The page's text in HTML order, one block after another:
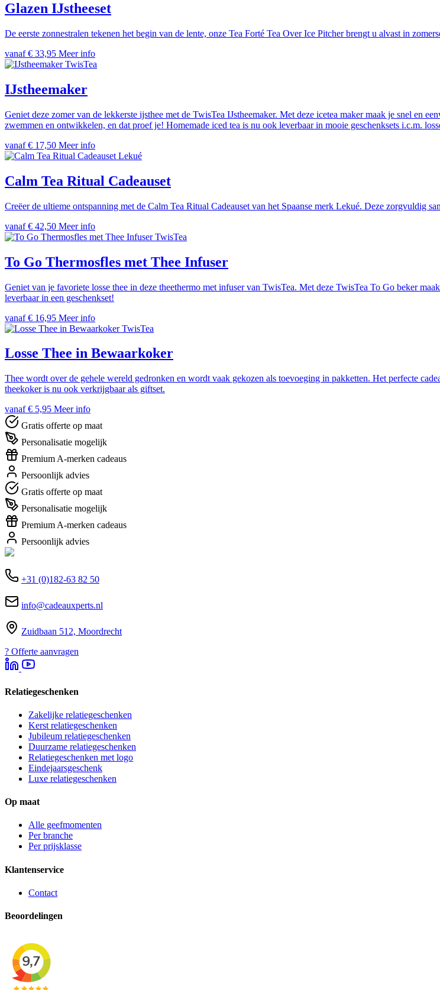
Glazen IJstheeset
De eerste zonnestralen tekenen het begin van de lente, onze Tea Forté Tea Over Ice Pitcher brengt u alvast in
vanaf € 33,95 Meer info
TwisTea
IJstheemaker
Geniet deze zomer van de lekkerste ijsthee met de TwisTea IJstheemaker. Met deze icetea maker maak je snel en
zwemmen en ontwikkelen, en dat proef je! Homemade iced tea is nu ook leverbaar in mooie geschenksets i.c.m.
vanaf € 17,50 Meer info
Lekué
Calm Tea Ritual Cadeauset
Creëer de ultieme ontspanning met de Calm Tea Ritual Cadeauset van het Spaanse merk Lekué. Deze zorgvuldig
vanaf € 42,50 Meer info
TwisTea
To Go Thermosfles met Thee Infuser
Geniet van je favoriete losse thee in deze theethermo met infuser van TwisTea. Met deze TwisTea To Go beker
leverbaar in een geschenkset!
vanaf € 16,95 Meer info
TwisTea
Losse Thee in Bewaarkoker
Thee wordt over de gehele wereld gedronken en wordt vaak gekozen als toevoeging in pakketten. Het perfecte
theekoker is nu ook verkrijgbaar als giftset.
vanaf € 5,95 Meer info
Gratis offerte op maat
Personalisatie mogelijk
Premium A-merken cadeaus
Persoonlijk advies
Gratis offerte op maat
Personalisatie mogelijk
Premium A-merken cadeaus
Persoonlijk advies
+31 (0)182-63 82 50
info@cadeauxperts.nl
Zuidbaan 512, Moordrecht
? Offerte aanvragen
Relatiegeschenken
Zakelijke relatiegeschenken
Kerst relatiegeschenken
Jubileum relatiegeschenken
Duurzame relatiegeschenken
Relatiegeschenken met logo
Eindejaarsgeschenk
Luxe relatiegeschenken
Op maat
Alle geefmomenten
Per branche
Per prijsklasse
Klantenservice
Contact
Beoordelingen